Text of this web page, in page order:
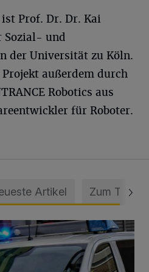
Prof. Dr. Dr. Kai
Sozial- und
der Universität zu Köln.
außerdem durch
Robotics aus
für Roboter.
Artikel Zum Thema
Parkhaus